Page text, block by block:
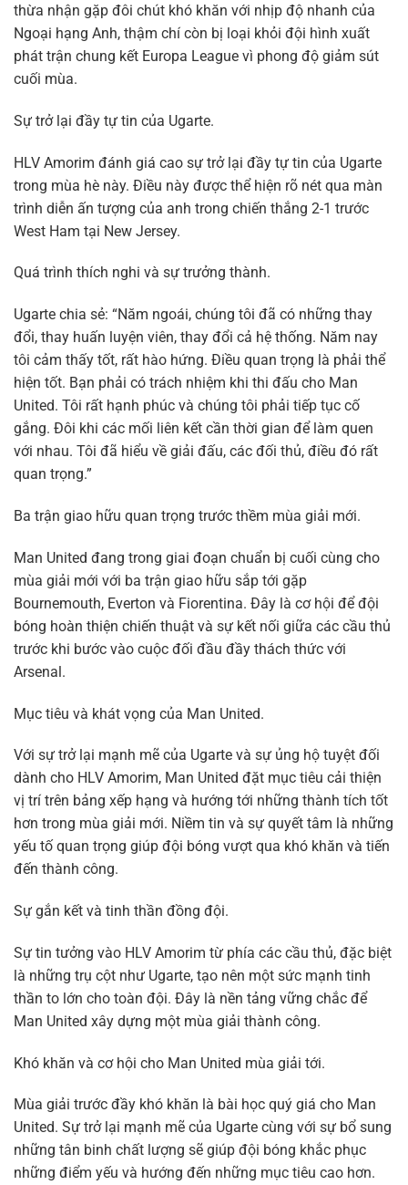
thừa nhận gặp đôi chút khó khăn với nhịp độ nhanh của
Ngoại hạng Anh, thậm chí còn bị loại khỏi đội hình xuất
phát trận chung kết Europa League vì phong độ giảm sút
cuối mùa.
Sự trở lại đầy tự tin của Ugarte.
HLV Amorim đánh giá cao sự trở lại đầy tự tin của Ugarte
trong mùa hè này. Điều này được thể hiện rõ nét qua màn
trình diễn ấn tượng của anh trong chiến thắng 2-1 trước
West Ham tại New Jersey.
Quá trình thích nghi và sự trưởng thành.
Ugarte chia sẻ: “Năm ngoái, chúng tôi đã có những thay
đổi, thay huấn luyện viên, thay đổi cả hệ thống. Năm nay
tôi cảm thấy tốt, rất hào hứng. Điều quan trọng là phải thể
hiện tốt. Bạn phải có trách nhiệm khi thi đấu cho Man
United. Tôi rất hạnh phúc và chúng tôi phải tiếp tục cố
gắng. Đôi khi các mối liên kết cần thời gian để làm quen
với nhau. Tôi đã hiểu về giải đấu, các đối thủ, điều đó rất
quan trọng.”
Ba trận giao hữu quan trọng trước thềm mùa giải mới.
Man United đang trong giai đoạn chuẩn bị cuối cùng cho
mùa giải mới với ba trận giao hữu sắp tới gặp
Bournemouth, Everton và Fiorentina. Đây là cơ hội để đội
bóng hoàn thiện chiến thuật và sự kết nối giữa các cầu thủ
trước khi bước vào cuộc đối đầu đầy thách thức với
Arsenal.
Mục tiêu và khát vọng của Man United.
Với sự trở lại mạnh mẽ của Ugarte và sự ủng hộ tuyệt đối
dành cho HLV Amorim, Man United đặt mục tiêu cải thiện
vị trí trên bảng xếp hạng và hướng tới những thành tích tốt
hơn trong mùa giải mới. Niềm tin và sự quyết tâm là những
yếu tố quan trọng giúp đội bóng vượt qua khó khăn và tiến
đến thành công.
Sự gắn kết và tinh thần đồng đội.
Sự tin tưởng vào HLV Amorim từ phía các cầu thủ, đặc biệt
là những trụ cột như Ugarte, tạo nên một sức mạnh tinh
thần to lớn cho toàn đội. Đây là nền tảng vững chắc để
Man United xây dựng một mùa giải thành công.
Khó khăn và cơ hội cho Man United mùa giải tới.
Mùa giải trước đầy khó khăn là bài học quý giá cho Man
United. Sự trở lại mạnh mẽ của Ugarte cùng với sự bổ sung
những tân binh chất lượng sẽ giúp đội bóng khắc phục
những điểm yếu và hướng đến những mục tiêu cao hơn.